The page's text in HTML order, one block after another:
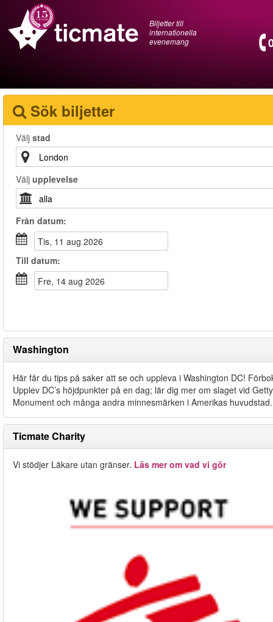
Biljetter till
internationella
evenemang
Sök biljetter
Välj stad
Välj upplevelse
Från datum:
tis, 11 aug 2026
Till datum:
fre, 14 aug 2026
Washington
Här får du tips på saker att se och uppleva i Washington DC!
Upplev DC’s höjdpunkter på en dag; lär dig mer om slaget vid
Monument och många andra minnesmärken i Amerikas huvudstad.
Ticmate Charity
Vi stödjer Läkare utan gränser. Läs mer om vad vi gör